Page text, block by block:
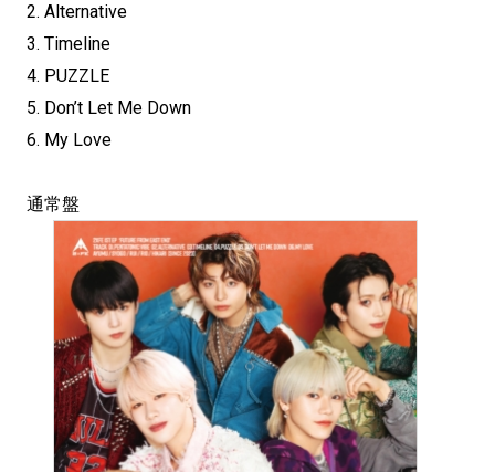
2. Alternative
3. Timeline
4. PUZZLE
5. Don’t Let Me Down
6. My Love
通常盤